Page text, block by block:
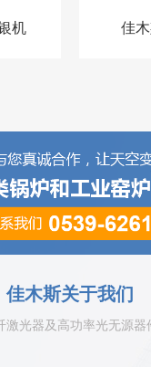
机 佳
佳木斯关于我们
激光器及高功率光无源器